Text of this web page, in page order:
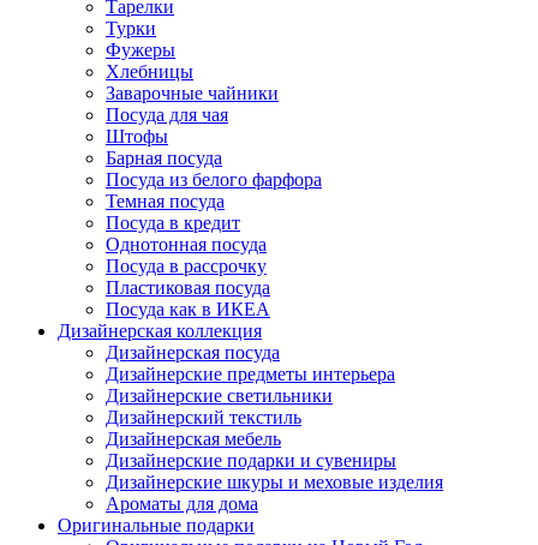
Тарелки
Турки
Фужеры
Хлебницы
Заварочные чайники
Посуда для чая
Штофы
Барная посуда
Посуда из белого фарфора
Темная посуда
Посуда в кредит
Однотонная посуда
Посуда в рассрочку
Пластиковая посуда
Посуда как в ИКЕА
Дизайнерская коллекция
Дизайнерская посуда
Дизайнерские предметы интерьера
Дизайнерские светильники
Дизайнерский текстиль
Дизайнерская мебель
Дизайнерские подарки и сувениры
Дизайнерские шкуры и меховые изделия
Ароматы для дома
Оригинальные подарки